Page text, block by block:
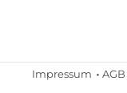
Impressum AGB